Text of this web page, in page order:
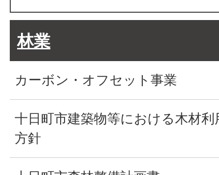
林業
カーボン・オフセット事業
十日町市建築物等における木材
方針